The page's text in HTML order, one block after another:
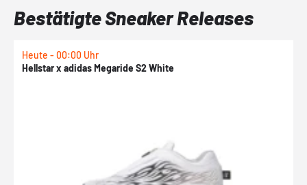
Bestätigte Sneaker Releases
Heute - 00:00 Uhr
Hellstar x adidas Megaride S2 White